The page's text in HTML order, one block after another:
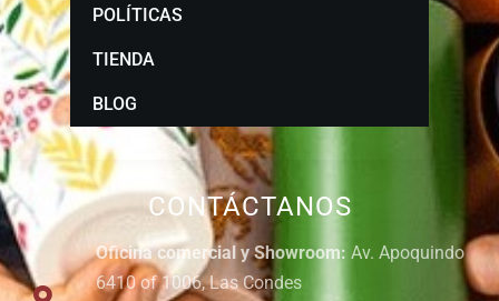
CONTÁCTANOS
Oficina comercial y Showroom: Av. Apoquindo
6410 of 1006, Las Condes
POLÍTICAS
TIENDA
BLOG